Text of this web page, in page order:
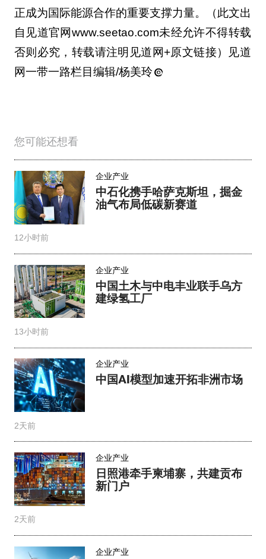
正成为国际能源合作的重要支撑力量。（此文出
自见道官网www.seetao.com未经允许不得转载
否则必究，转载请注明见道网+原文链接）见道
网一带一路栏目编辑/杨美玲
您可能还想看
企业产业
中石化携手哈萨克斯坦，掘金
油气布局低碳新赛道
12小时前
企业产业
中国土木与中电丰业联手乌方
建绿氢工厂
13小时前
企业产业
中国AI模型加速开拓非洲市场
2天前
企业产业
日照港牵手柬埔寨，共建贡布
新门户
2天前
企业产业